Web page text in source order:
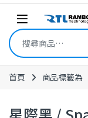
Open
搜尋關鍵字:
首頁 商品標籤為